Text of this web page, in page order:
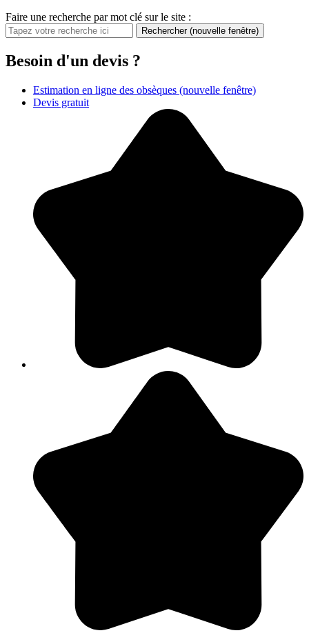
Faire une recherche par mot clé sur le site :
Rechercher (nouvelle fenêtre)
Besoin d'un devis ?
Estimation en ligne des obsèques (nouvelle fenêtre)
Devis gratuit